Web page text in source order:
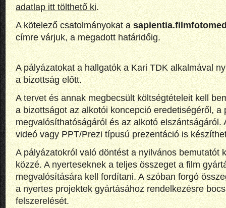
adatlap itt tölthető ki.
A kötelező csatolmányokat a
címre várjuk, a megadott határidőig.
A pályázatokat a hallgatók a Kari TDK alkalmával
a bizottság előtt.
A tervet és annak megbecsült költségtételeit kell
a bizottságot az alkotói koncepció eredetiségéről, a
megvalósíthatóságáról és az alkotó elszántságáról.
videó vagy PPT/Prezi típusú prezentáció is
A pályázatokról való döntést a nyilvános bemutatót
közzé. A nyerteseknek a teljes összeget a film
megvalósítására kell fordítani. A szóban forgó
a nyertes projektek gyártásához rendelkezésre
felszerelését.